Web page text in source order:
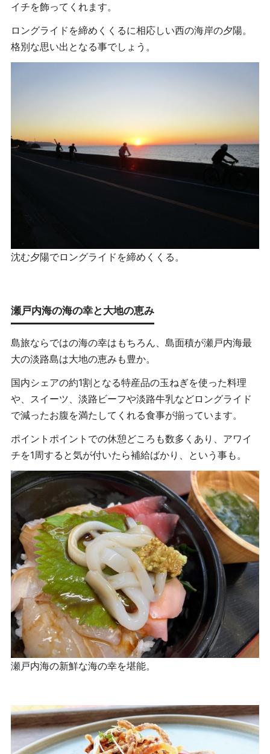
イチを飾ってくれます。
ロングライドを締めくくるに相応しい西の海岸の夕陽。
格別な思い出となる事でしょう。
沈む夕陽でロングライドを締めくくる。
瀬戸内海の海の幸と大地の恵み
島旅ならではの海の幸はもちろん、島面積が瀬戸内海最
大の淡路島は大地の恵みも豊か。
国内シェアの約1割となる特産品の玉ねぎを使った料理
や、スイーツ、淡路ビーフや淡路牛乳などロングライド
で減ったお腹を満たしてくれる食事が揃っています。
ポイントポイントでの休憩どころも数多くあり、アワイ
チを1周すると気が付いたら補給ばかり、という事も。
瀬戸内海の新鮮な海の幸を堪能。